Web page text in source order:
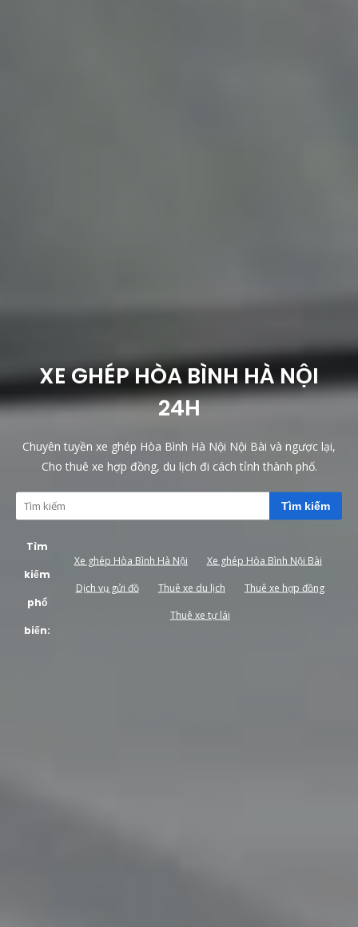
XE GHÉP HÒA BÌNH HÀ NỘI
24H
Chuyên tuyền xe ghép Hòa Bình Hà Nội Nội Bài và ngược lại,
Cho thuê xe hợp đồng, du lịch đi cách tỉnh thành phố.
Tìm kiếm
Tìm
kiếm
phổ
biến:
Xe ghép Hòa Bình Hà Nội
Xe ghép Hòa Bình Nội Bài
Dịch vụ gửi đồ
Thuê xe du lịch
Thuê xe hợp đồng
Thuê xe tự lái